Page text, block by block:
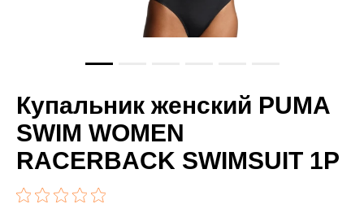
Купальник женский PUMA
SWIM WOMEN
RACERBACK SWIMSUIT 1P